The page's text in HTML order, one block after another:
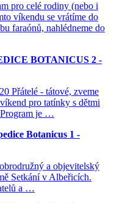
pro celé rodiny (nebo i
víkendu se vrátíme do
faraónů, nahlédneme do
BOTANICUS 2 -
Přátelé - tátové, zveme
pro tatínky s dětmi
je …
Botanicus 1 -
a objevitelský
Setkání v Albeřicích.
a …